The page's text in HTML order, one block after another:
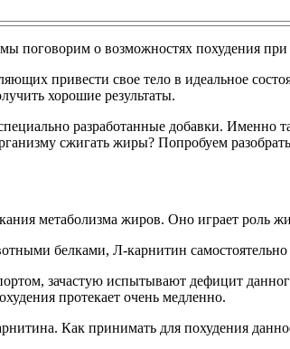
поговорим о возможностях похудения
привести свое тело в идеальное
хорошие результаты.
разработанные добавки.
сжигать жиры? Попробуем
метаболизма жиров. Оно играет роль
белками, Л-карнитин самостоятельно
зачастую испытывают дефицит
протекает очень медленно.
Как принимать для похудения